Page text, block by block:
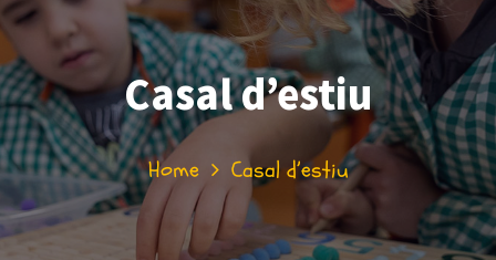
Casal d’estiu
Home Casal d’estiu